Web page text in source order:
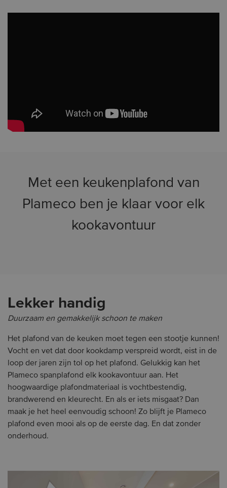
Met een keukenplafond van
Plameco ben je klaar voor elk
kookavontuur
Lekker handig
Duurzaam en gemakkelijk schoon te maken
Het plafond van de keuken moet tegen een stootje kunnen!
Vocht en vet dat door kookdamp verspreid wordt, eist in de
loop der jaren zijn tol op het plafond. Gelukkig kan het
Plameco spanplafond elk kookavontuur aan. Het
hoogwaardige plafondmateriaal is vochtbestendig,
brandwerend en kleurecht. En als er iets misgaat? Dan
maak je het heel eenvoudig schoon! Zo blijft je Plameco
plafond even mooi als op de eerste dag. En dat zonder
onderhoud.